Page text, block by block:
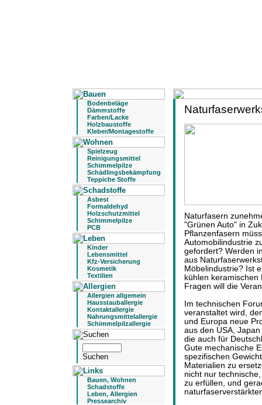
Bodenbeläge
Dämmstoffe
Farben/Lacke
Holzbaustoffe
Kleber/Montagestoffe
Spielzeug
Reinigungsmittel
Schimmelpilze
Schädlingsbekämpfung
Teppiche Stoffe
Asbest
Formaldehyd
Holzschutzmittel
Schimmelpilze
PCB
Kinder
Lebensmittel
Kfz-Versicherung
Kosmetik
Textilien
Allergien allgemein
Hausstauballergie
Kontaktallergie
Nahrungsmittelallergie
Schimmelpilzallergie
Bauen, Wohnen
Schadstoffe
Leben, Allergien
Pressearchiv
Naturfasern
"Grünen Auto" in
Pflanzenfasern
Automobilindustrie
gefordert? Werden
aus
Möbelindustrie? Ist
kühlen
Fragen will die
Im technischen
veranstaltet wird,
und Europa neue
aus den USA,
die auch für
Gute mechanische
spezifischen
Materialien zu
nicht nur
zu erfüllen, und